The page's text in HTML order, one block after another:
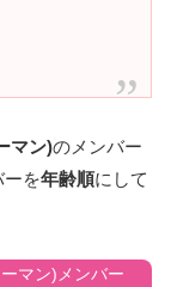
マン)のメンバー
ーを年齢順にして
マン)メンバー